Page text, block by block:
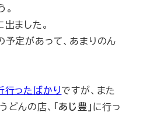
ました。
予定があって、あまりのん
行ったばかりですが、また
どんの店、 「あじ豊」に行っ